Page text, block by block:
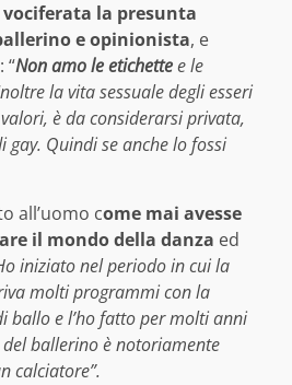
vociferata la presunta
e opinionista, e
“Non amo le etichettee le
la vita sessuale degli esseri
è da considerarsi privata,
gay. Quindi se anche lo fossi
all’uomo come mai avesse
il mondo della danza ed
iniziato nel periodo in cui la
molti programmi con la
ballo e l’ho fatto per molti anni
ballerino è notoriamente
calciatore”.